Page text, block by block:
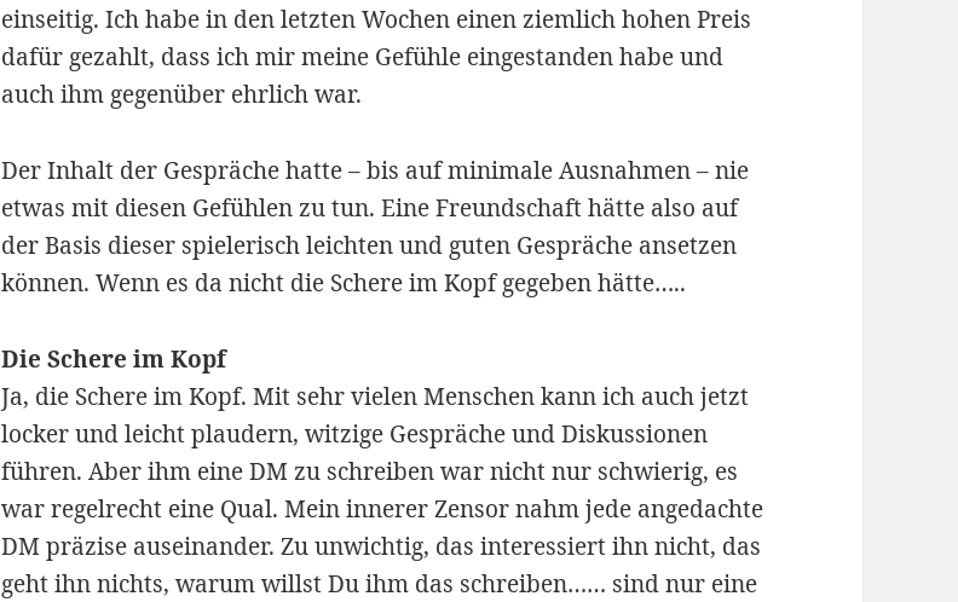
einseitig. Ich habe in den letzten Wochen einen ziemlich hohen Preis
dafür gezahlt, dass ich mir meine Gefühle eingestanden habe und
auch ihm gegenüber ehrlich war.
Der Inhalt der Gespräche hatte – bis auf minimale Ausnahmen – nie
etwas mit diesen Gefühlen zu tun. Eine Freundschaft hätte also auf
der Basis dieser spielerisch leichten und guten Gespräche ansetzen
können. Wenn es da nicht die Schere im Kopf gegeben hätte…..
Die Schere im Kopf
Ja, die Schere im Kopf. Mit sehr vielen Menschen kann ich auch jetzt
locker und leicht plaudern, witzige Gespräche und Diskussionen
führen. Aber ihm eine DM zu schreiben war nicht nur schwierig, es
war regelrecht eine Qual. Mein innerer Zensor nahm jede angedachte
DM präzise auseinander. Zu unwichtig, das interessiert ihn nicht, das
geht ihn nichts, warum willst Du ihm das schreiben…… sind nur eine